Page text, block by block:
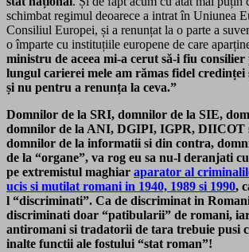
schimbat regimul deoarece a intrat în Uniunea
Consiliul Europei, și a renunțat la o parte a
o împarte cu instituțiile europene de care
ministru de aceea mi-a cerut să-i fiu consilier
lungul carierei mele am rămas fidel
și nu pentru a renunța la ceva.”
Domnilor de la SRI, domnilor de la SIE,
domnilor de la ANI, DGIPI, IGPR, DIICOT
domnilor de la informatii si din contra,
de la “organe”, va rog eu sa nu-l deranjati
pe extremistul maghiar aparator al
ucis si mutilat romani in 1940, 1989 si 1990,
l “discriminati”. Ca de discriminat in
discriminati doar “patibularii” de romani,
antiromani si tradatorii de tara trebuie pusi
inalte functii ale fostului “stat roman”!